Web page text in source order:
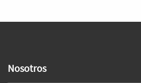
Nosotros